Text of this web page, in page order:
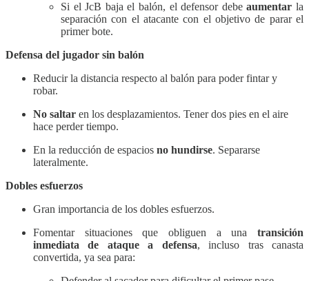
Si el JcB baja el balón, el defensor debeaumentarla
separación con el atacante con el objetivo de parar el
primer bote.
Defensa del jugador sin balón
Reducir la distancia respecto al balón para poder fintar y
robar.
No saltar en los desplazamientos. Tener dos pies en el aire
hace perder tiempo.
En la reducción de espacios no hundirse. Separarse
lateralmente.
Dobles esfuerzos
Gran importancia de los dobles esfuerzos.
Fomentar situaciones que obliguen a una transición
inmediata de ataque a defensa, incluso tras canasta
convertida, ya sea para: